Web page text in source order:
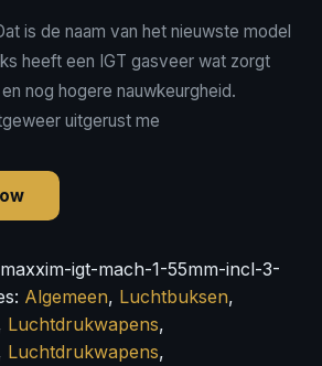
is de naam van het nieuwste model
heeft een IGT gasveer wat zorgt
nog hogere nauwkeurgheid.
uitgerust me
igt-mach-1-55mm-incl-3-
Algemeen, Luchtbuksen,
Luchtdrukwapens,
Luchtdrukwapens,